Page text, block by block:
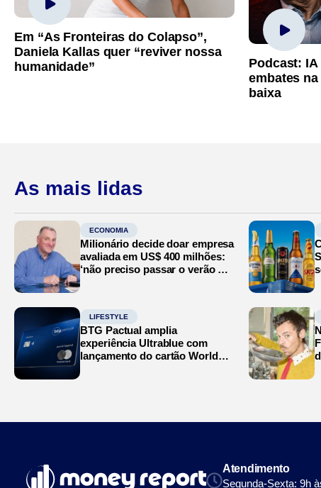
Em “As Fronteiras do Colapso”,
Daniela Kallas quer “reviver nossa
humanidade”
Podcast:
embates
baixa
As mais lidas
ECONOMIA
Milionário decide doar empresa
avaliada em US$ 400 milhões:
‘não preciso passar o verão no
LIFESTYLE
BTG Pactual amplia
experiência Ultrablue com
lançamento do cartão World
Atendimento
Segunda-Sexta: 9h